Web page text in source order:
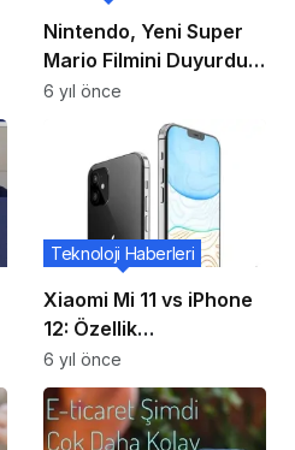
Nintendo, Yeni Super
Mario Filmini Duyurdu:
2022’de Vizyona
6 yıl önce
Xiaomi Mi 11 vs iPhone
12: Özellik
Karşılaştırması
Teknoloji Haberleri
6 yıl önce